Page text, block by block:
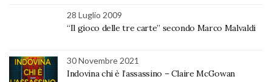
28 Luglio 2009
“Il gioco delle tre carte” secondo Marco Malvaldi
30 Novembre 2021
Indovina chi è l’assassino – Claire McGowan